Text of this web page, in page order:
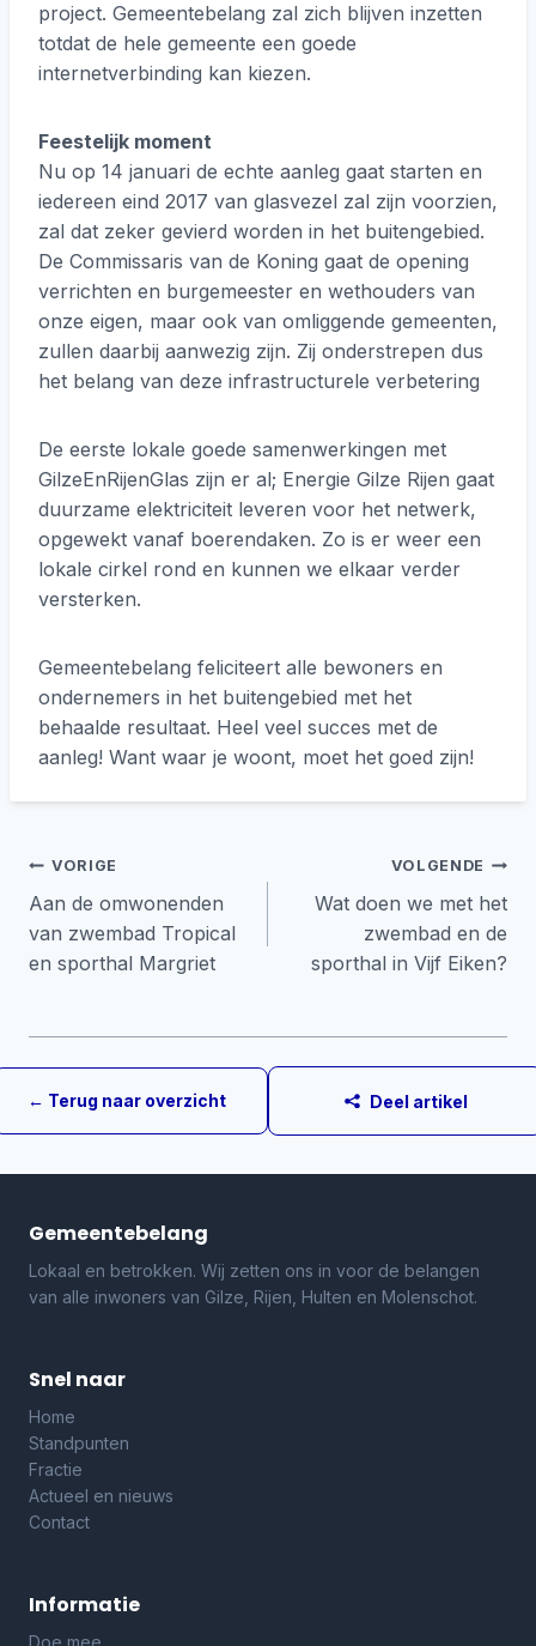
project. Gemeentebelang zal zich blijven inzetten
totdat de hele gemeente een goede
internetverbinding kan kiezen.
Feestelijk moment
Nu op 14 januari de echte aanleg gaat starten en
iedereen eind 2017 van glasvezel zal zijn voorzien,
zal dat zeker gevierd worden in het buitengebied.
De Commissaris van de Koning gaat de opening
verrichten en burgemeester en wethouders van
onze eigen, maar ook van omliggende gemeenten,
zullen daarbij aanwezig zijn. Zij onderstrepen dus
het belang van deze infrastructurele verbetering
De eerste lokale goede samenwerkingen met
GilzeEnRijenGlas zijn er al; Energie Gilze Rijen gaat
duurzame elektriciteit leveren voor het netwerk,
opgewekt vanaf boerendaken. Zo is er weer een
lokale cirkel rond en kunnen we elkaar verder
versterken.
Gemeentebelang feliciteert alle bewoners en
ondernemers in het buitengebied met het
behaalde resultaat. Heel veel succes met de
aanleg! Want waar je woont, moet het goed zijn!
Bericht
navigatie
VORIGE
Aan de omwonenden
van zwembad Tropical
en sporthal Margriet
VOLGENDE
Wat doen we met het
zwembad en de
sporthal in Vijf Eiken?
← Terug naar overzicht Deel artikel
Gemeentebelang
Lokaal en betrokken. Wij zetten ons in voor de belangen
van alle inwoners van Gilze, Rijen, Hulten en Molenschot.
Snel naar
Home
Standpunten
Fractie
Actueel en nieuws
Contact
Informatie